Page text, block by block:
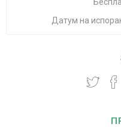
Датум на